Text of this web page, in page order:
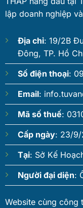
lập doanh nghiệp
Địa chỉ: 19/2B
Đông, TP. Hồ
Số điện thoại:
Email:
Mã số thuế:
Cấp ngày: 23/9/
Tại: Sở Kế
Người đại diện:
Website cùng công